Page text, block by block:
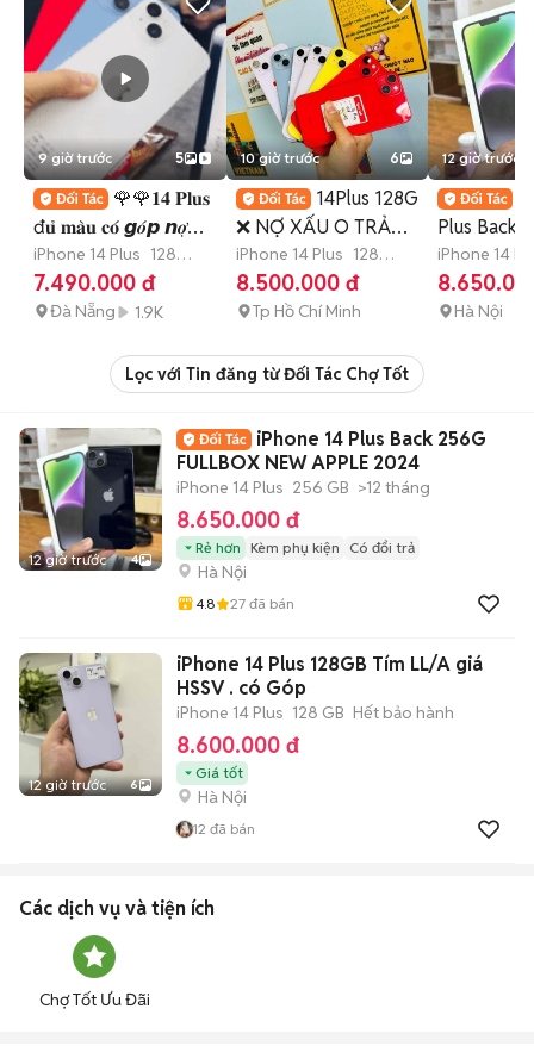
9 giờ trước 5
🌹🌹𝟏𝟒 𝐏𝐥𝐮𝐬
đ𝐮̉ 𝐦𝐚̀𝐮 𝐜𝐨́ 𝙜𝒐́𝙥 𝙣𝒐̛̣
𝒙𝙖̂́𝒖
iPhone 14 Plus 128
GB 7-12 tháng
7.490.000 đ
Đà Nẵng 1.9K
10 giờ trước 6
14Plus 128G
❌ NỢ XẤU O TRẢ
TRƯỚC
iPhone 14 Plus 128
GB 4-6 tháng
8.500.000 đ
Tp Hồ Chí Minh
12 giờ trước
Plus Back
FULLBOX
APPLE
iPhone 14
GB >12
Hà Nội
Lọc với Tin đăng từ Đối Tác Chợ Tốt
12 giờ trước 4
iPhone 14 Plus Back 256G
FULLBOX NEW APPLE 2024
iPhone 14 Plus 256 GB >12 tháng
8.650.000 đ
Rẻ hơn Kèm phụ kiện Có đổi trả
Hà Nội
4.8 27 đã bán
12 giờ trước 6
iPhone 14 Plus 128GB Tím LL/A giá
HSSV . có Góp
iPhone 14 Plus 128 GB Hết bảo hành
8.600.000 đ
Giá tốt
Hà Nội
12 đã bán
Các dịch vụ và tiện ích
Chợ Tốt Ưu Đãi